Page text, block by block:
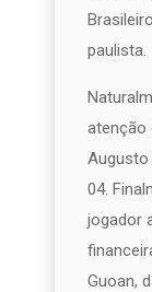
paulista.
atenção
Augusto
04.
jogador
Guoan,